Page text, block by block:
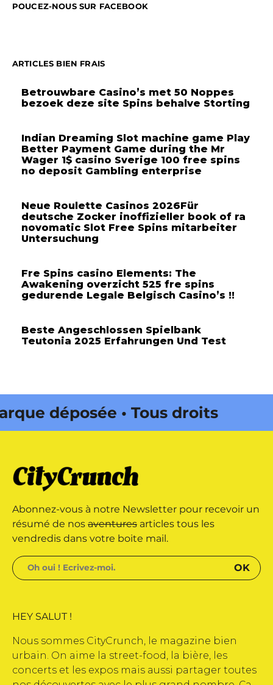
POUCEZ-NOUS SUR FACEBOOK
ARTICLES BIEN FRAIS
Betrouwbare Casino’s met 50 Noppes
bezoek deze site Spins behalve Storting
Indian Dreaming Slot machine game Play
Better Payment Game during the Mr
Wager 1$ casino Sverige 100 free spins
no deposit Gambling enterprise
Neue Roulette Casinos 2026Für
deutsche Zocker inoffizieller book of ra
novomatic Slot Free Spins mitarbeiter
Untersuchung
Fre Spins casino Elements: The
Awakening overzicht 525 fre spins
gedurende Legale Belgisch Casino’s !!
Beste Angeschlossen Spielbank
Teutonia 2025 Erfahrungen Und Test
déposée • Tous droits réservés
droits réservés • Magazine
•
Abonnez-vous à notre Newsletter pour recevoir un
résumé de nos aventures articles tous les
vendredis dans votre boite mail.
HEY SALUT !
Nous sommes CityCrunch, le magazine bien
urbain. On aime la street-food, la bière, les
concerts et les expos mais aussi partager toutes